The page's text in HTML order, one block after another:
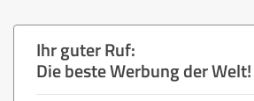
Ihr guter Ruf:
Die beste Werbung der Welt!